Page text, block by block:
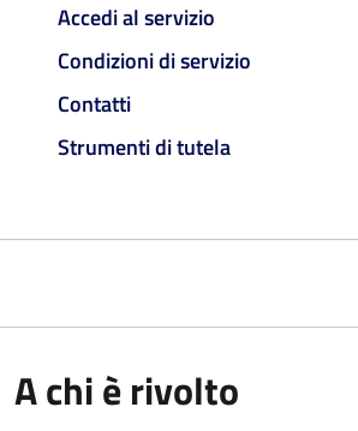
Accedi al servizio
Condizioni di servizio
Contatti
Strumenti di tutela
A chi è rivolto